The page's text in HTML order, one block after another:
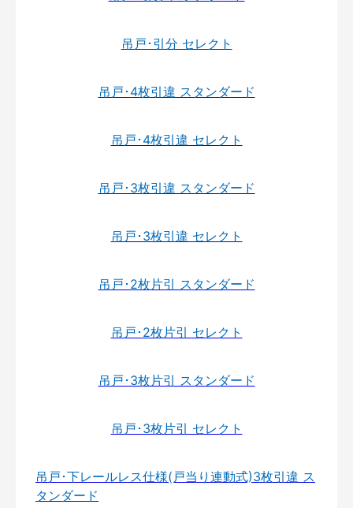
吊戸･引分 セレクト
吊戸･4枚引違 スタンダード
吊戸･4枚引違 セレクト
吊戸･3枚引違 スタンダード
吊戸･3枚引違 セレクト
吊戸･2枚片引 スタンダード
吊戸･2枚片引 セレクト
吊戸･3枚片引 スタンダード
吊戸･3枚片引 セレクト
吊戸･下レールレス仕様(戸当り連動式)3枚引違 ス
タンダード